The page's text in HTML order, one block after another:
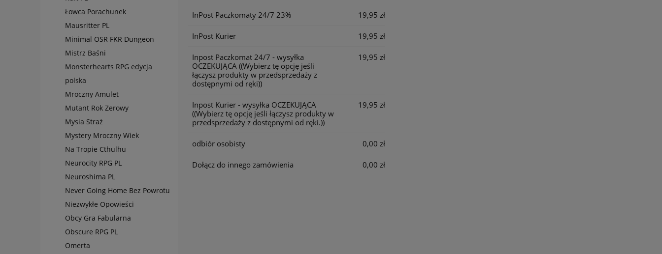
Łowca Porachunek
Mausritter PL
Minimal OSR FKR Dungeon
Mistrz Baśni
Monsterhearts RPG edycja
polska
Mroczny Amulet
Mutant Rok Zerowy
Mysia Straż
Mystery Mroczny Wiek
Na Tropie Cthulhu
Neurocity RPG PL
Neuroshima PL
Never Going Home Bez Powrotu
Niezwykłe Opowieści
Obcy Gra Fabularna
Obscure RPG PL
Omerta
InPost Paczkomaty 24/7 23% 19,95 zł
InPost Kurier 19,95 zł
Inpost Paczkomat 24/7 - wysyłka
OCZEKUJĄCA((Wybierz tę opcję jeśli
łączysz produkty w przedsprzedaży z
dostępnymi od ręki))
19,95 zł
Inpost Kurier - wysyłka OCZEKUJĄCA
((Wybierz tę opcję jeśli łączysz produkty w
przedsprzedaży z dostępnymi od ręki.))
19,95 zł
odbiór osobisty 0,00 zł
Dołącz do innego zamówienia 0,00 zł